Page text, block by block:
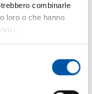
combinarle
loro o che hanno
24 3.10
3.10